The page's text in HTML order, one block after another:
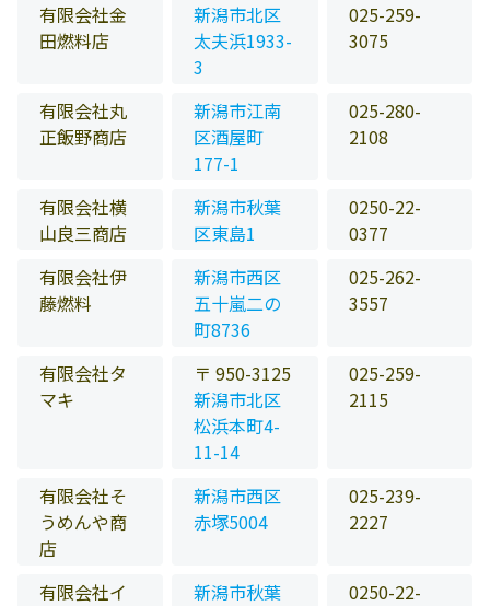
有限会社金
田燃料店
新潟市北区
太夫浜1933-
3
025-259-
3075
有限会社丸
正飯野商店
新潟市江南
区酒屋町
177-1
025-280-
2108
有限会社横
山良三商店
新潟市秋葉
区東島1
0250-22-
0377
有限会社伊
藤燃料
新潟市西区
五十嵐二の
町8736
025-262-
3557
有限会社タ
マキ
〒 950-3125
新潟市北区
松浜本町4-
11-14
025-259-
2115
有限会社そ
うめんや商
店
新潟市西区
赤塚5004
025-239-
2227
有限会社イ
新潟市秋葉
0250-22-